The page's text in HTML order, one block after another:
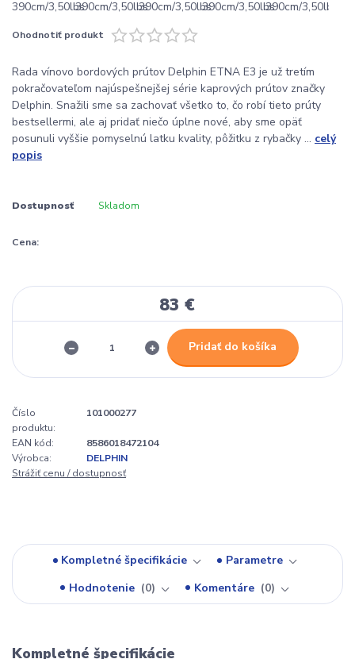
Ohodnotiť produkt
Rada vínovo bordových prútov Delphin ETNA E3 je už tretím
pokračovateľom najúspešnejšej série kaprových prútov značky
Delphin. Snažili sme sa zachovať všetko to, čo robí tieto prúty
bestsellermi, ale aj pridať niečo úplne nové, aby sme opäť
posunuli vyššie pomyselnú latku kvality, pôžitku z rybačky ... celý
popis
Dostupnosť Skladom
Cena:
83 €
Pridať do košíka
Číslo
produktu:
101000277
EAN kód:
8586018472104
Výrobca:
DELPHIN
Strážiť cenu / dostupnosť
Kompletné špecifikácie
Parametre
Hodnotenie
0 Komentáre 0
Kompletné špecifikácie